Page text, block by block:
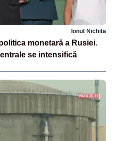
Ionuț Nichita
monetară a Rusiei.
se intensifică